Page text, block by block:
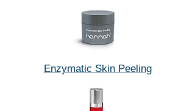
Enzymatic Skin Peeling